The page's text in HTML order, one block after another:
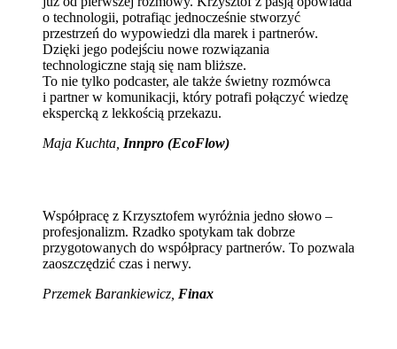
o technologii, potrafiąc jednocześnie stworzyć
przestrzeń do wypowiedzi dla marek i partnerów.
Dzięki jego podejściu nowe rozwiązania
technologiczne stają się nam bliższe.
To nie tylko podcaster, ale także świetny rozmówca
i partner w komunikacji, który potrafi połączyć wiedzę
ekspercką z lekkością przekazu.
Maja Kuchta Innpro (EcoFlow)
Współpracę z Krzysztofem wyróżnia jedno słowo –
profesjonalizm. Rzadko spotykam tak dobrze
przygotowanych do współpracy partnerów. To pozwala
zaoszczędzić czas i nerwy.
Przemek Barankiewicz, Finax